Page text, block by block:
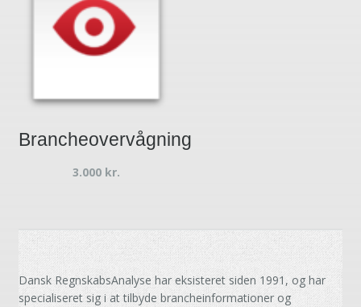
Brancheovervågning
3.000 kr.
Dansk RegnskabsAnalyse har eksisteret siden 1991, og har
specialiseret sig i at tilbyde brancheinformationer og